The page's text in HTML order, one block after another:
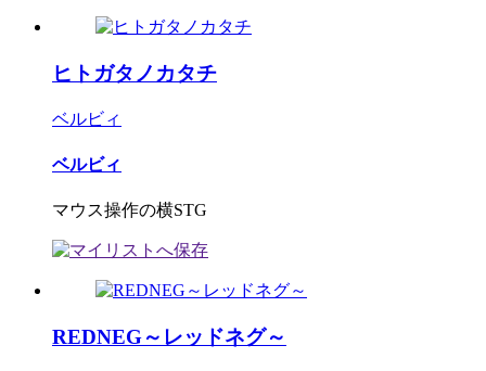
ヒトガタノカタチ
ベルビィ
ベルビィ
マウス操作の横STG
REDNEG～レッドネグ～